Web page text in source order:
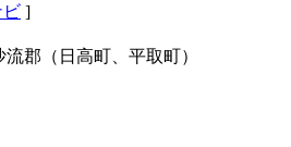
ビ ]
郡（日高町、平取町）